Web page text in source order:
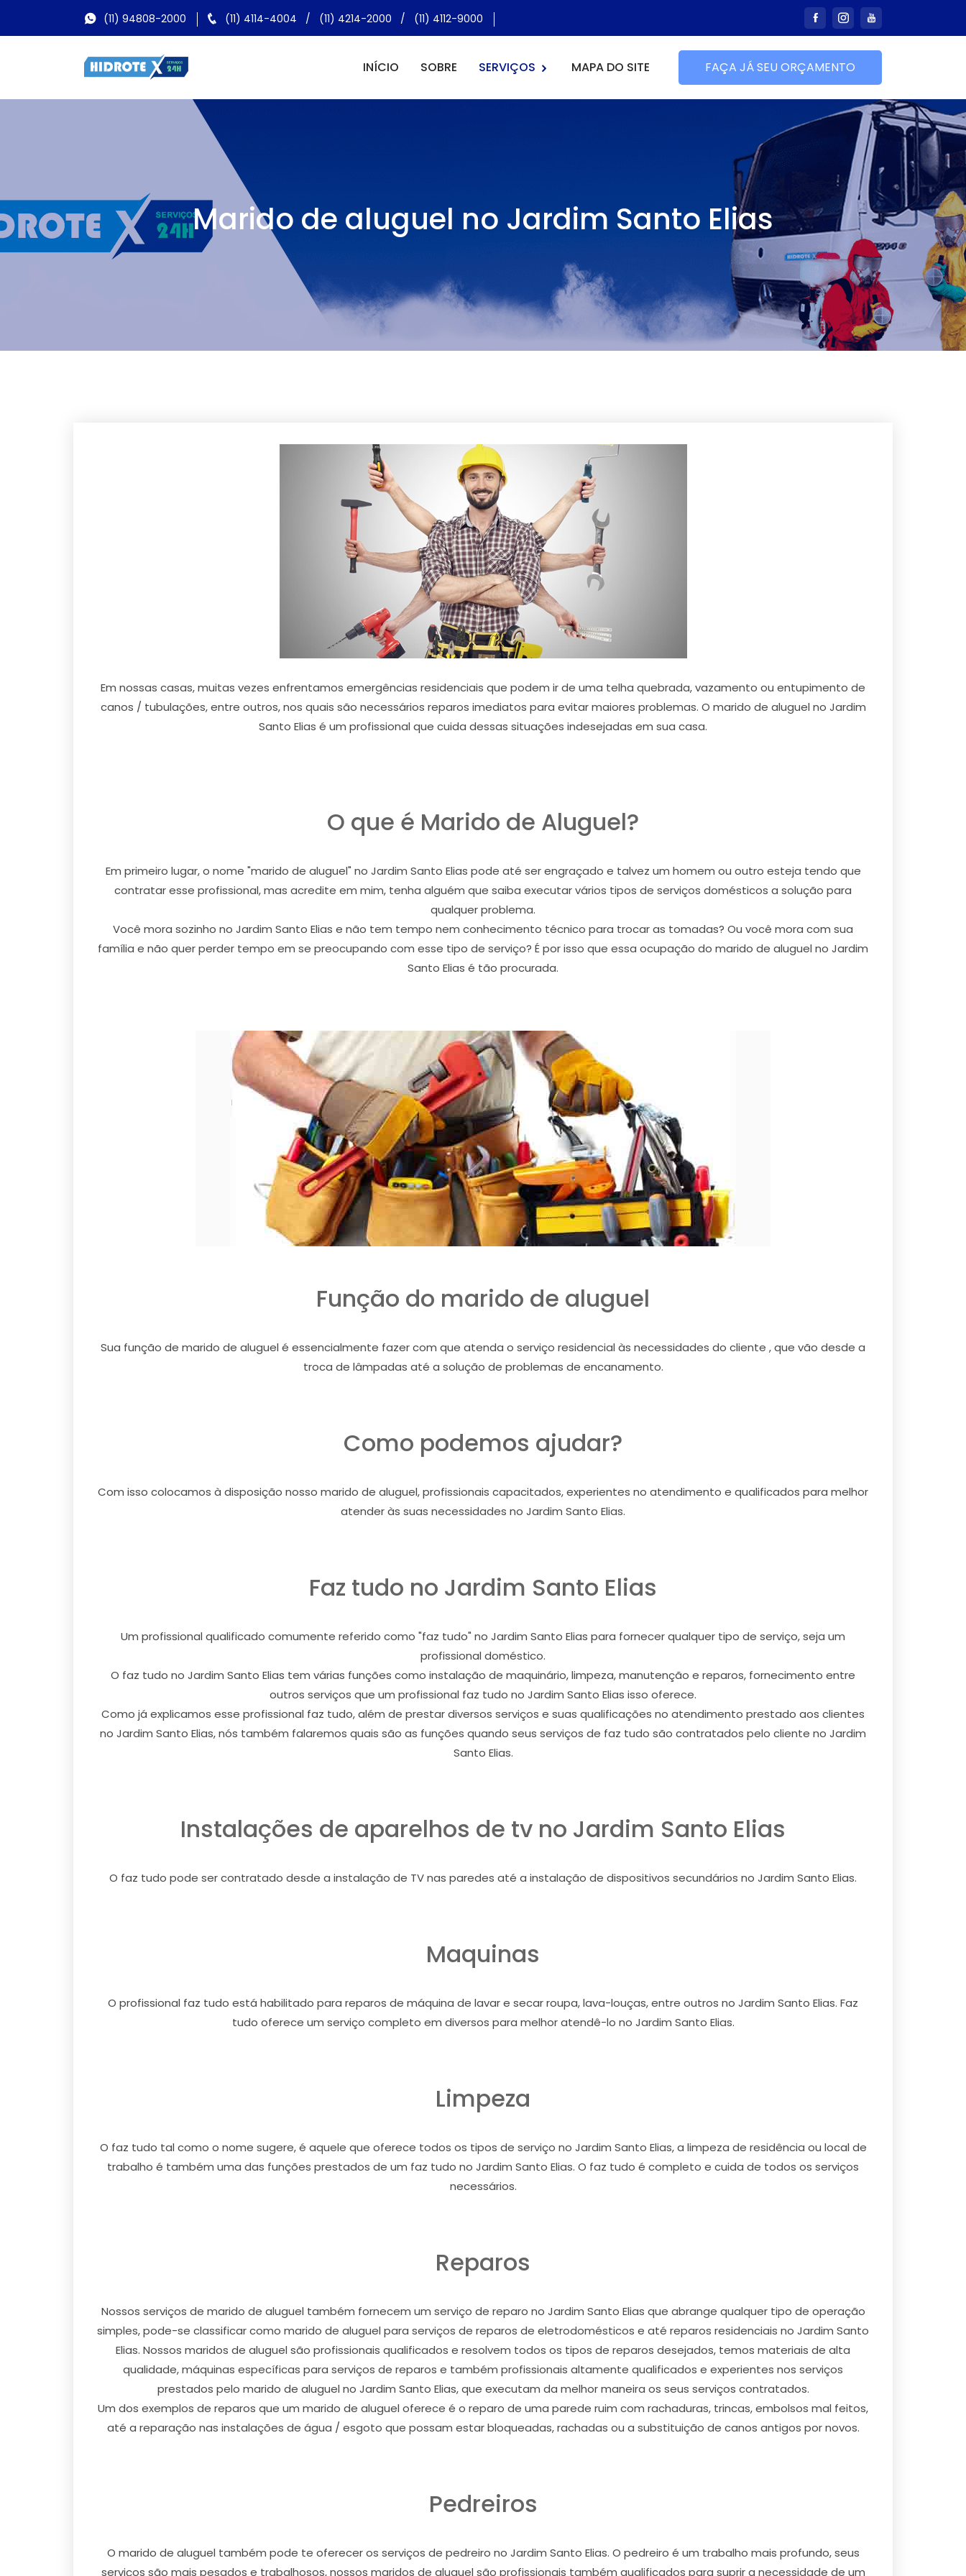
(11) 94808-2000 (11) 4114-4004 / (11) 4214-2000 / (11) 4112-9000
INÍCIO SOBRE SERVIÇOS MAPA DO SITE FAÇA JÁ SEU ORÇAMENTO
Marido de aluguel no Jardim Santo Elias
Em nossas casas, muitas vezes enfrentamos emergências residenciais que podem ir de uma telha quebrada, vazamento ou entupimento de
canos / tubulações, entre outros, nos quais são necessários reparos imediatos para evitar maiores problemas. O marido de aluguel no Jardim
Santo Elias é um profissional que cuida dessas situações indesejadas em sua casa.
O que é Marido de Aluguel?
Em primeiro lugar, o nome "marido de aluguel" no Jardim Santo Elias pode até ser engraçado e talvez um homem ou outro esteja tendo que
contratar esse profissional, mas acredite em mim, tenha alguém que saiba executar vários tipos de serviços domésticos a solução para
qualquer problema.
Você mora sozinho no Jardim Santo Elias e não tem tempo nem conhecimento técnico para trocar as tomadas? Ou você mora com sua
família e não quer perder tempo em se preocupando com esse tipo de serviço? É por isso que essa ocupação do marido de aluguel no Jardim
Santo Elias é tão procurada.
Função do marido de aluguel
Sua função de marido de aluguel é essencialmente fazer com que atenda o serviço residencial às necessidades do cliente , que vão desde a
troca de lâmpadas até a solução de problemas de encanamento.
Como podemos ajudar?
Com isso colocamos à disposição nosso marido de aluguel, profissionais capacitados, experientes no atendimento e qualificados para melhor
atender às suas necessidades no Jardim Santo Elias.
Faz tudo no Jardim Santo Elias
Um profissional qualificado comumente referido como "faz tudo" no Jardim Santo Elias para fornecer qualquer tipo de serviço, seja um
profissional doméstico.
O faz tudo no Jardim Santo Elias tem várias funções como instalação de maquinário, limpeza, manutenção e reparos, fornecimento entre
outros serviços que um profissional faz tudo no Jardim Santo Elias isso oferece.
Como já explicamos esse profissional faz tudo, além de prestar diversos serviços e suas qualificações no atendimento prestado aos clientes
no Jardim Santo Elias, nós também falaremos quais são as funções quando seus serviços de faz tudo são contratados pelo cliente no Jardim
Santo Elias.
Instalações de aparelhos de tv no Jardim Santo Elias
O faz tudo pode ser contratado desde a instalação de TV nas paredes até a instalação de dispositivos secundários no Jardim Santo Elias.
Maquinas
O profissional faz tudo está habilitado para reparos de máquina de lavar e secar roupa, lava-louças, entre outros no Jardim Santo Elias. Faz
tudo oferece um serviço completo em diversos para melhor atendê-lo no Jardim Santo Elias.
Limpeza
O faz tudo tal como o nome sugere, é aquele que oferece todos os tipos de serviço no Jardim Santo Elias, a limpeza de residência ou local de
trabalho é também uma das funções prestados de um faz tudo no Jardim Santo Elias. O faz tudo é completo e cuida de todos os serviços
necessários.
Reparos
Nossos serviços de marido de aluguel também fornecem um serviço de reparo no Jardim Santo Elias que abrange qualquer tipo de operação
simples, pode-se classificar como marido de aluguel para serviços de reparos de eletrodomésticos e até reparos residenciais no Jardim Santo
Elias. Nossos maridos de aluguel são profissionais qualificados e resolvem todos os tipos de reparos desejados, temos materiais de alta
qualidade, máquinas específicas para serviços de reparos e também profissionais altamente qualificados e experientes nos serviços
prestados pelo marido de aluguel no Jardim Santo Elias, que executam da melhor maneira os seus serviços contratados.
Um dos exemplos de reparos que um marido de aluguel oferece é o reparo de uma parede ruim com rachaduras, trincas, embolsos mal feitos,
até a reparação nas instalações de água / esgoto que possam estar bloqueadas, rachadas ou a substituição de canos antigos por novos.
Pedreiros
O marido de aluguel também pode te oferecer os serviços de pedreiro no Jardim Santo Elias. O pedreiro é um trabalho mais profundo, seus
serviços são mais pesados e trabalhosos, nossos maridos de aluguel são profissionais também qualificados para suprir a necessidade de um